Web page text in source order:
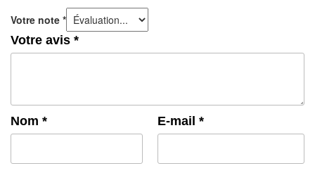
Votre note *
Votre avis *
Nom * E-mail *